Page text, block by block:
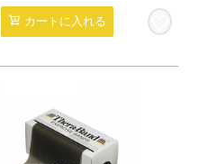
カートに入れる